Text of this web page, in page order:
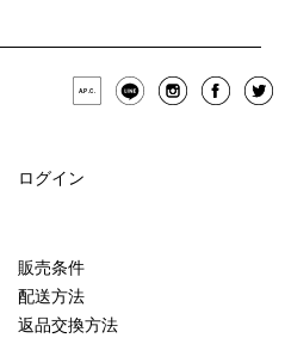
A P C
ログイン
販売条件
配送方法
返品交換方法